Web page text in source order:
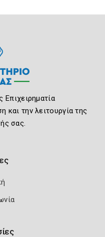
Επιχειρηματία
και την λειτουργία της
σας.